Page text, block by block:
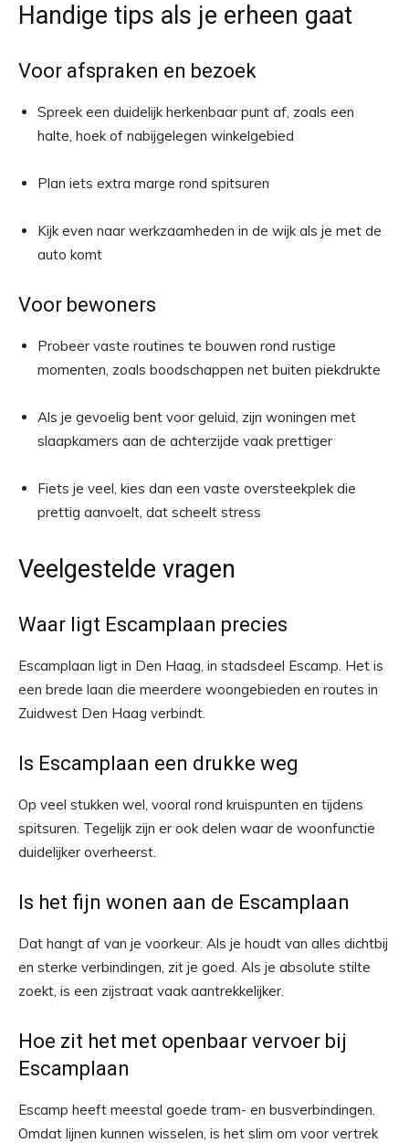
Handige tips als je erheen gaat
Voor afspraken en bezoek
Spreek een duidelijk herkenbaar punt af, zoals een
halte, hoek of nabijgelegen winkelgebied
Plan iets extra marge rond spitsuren
Kijk even naar werkzaamheden in de wijk als je met de
auto komt
Voor bewoners
Probeer vaste routines te bouwen rond rustige
momenten, zoals boodschappen net buiten piekdrukte
Als je gevoelig bent voor geluid, zijn woningen met
slaapkamers aan de achterzijde vaak prettiger
Fiets je veel, kies dan een vaste oversteekplek die
prettig aanvoelt, dat scheelt stress
Veelgestelde vragen
Waar ligt Escamplaan precies
Escamplaan ligt in Den Haag, in stadsdeel Escamp. Het is
een brede laan die meerdere woongebieden en routes in
Zuidwest Den Haag verbindt.
Is Escamplaan een drukke weg
Op veel stukken wel, vooral rond kruispunten en tijdens
spitsuren. Tegelijk zijn er ook delen waar de woonfunctie
duidelijker overheerst.
Is het fijn wonen aan de Escamplaan
Dat hangt af van je voorkeur. Als je houdt van alles dichtbij
en sterke verbindingen, zit je goed. Als je absolute stilte
zoekt, is een zijstraat vaak aantrekkelijker.
Hoe zit het met openbaar vervoer bij
Escamplaan
Escamp heeft meestal goede tram- en busverbindingen.
Omdat lijnen kunnen wisselen, is het slim om voor vertrek